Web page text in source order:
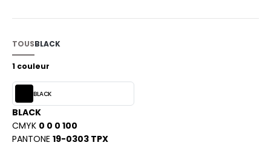
SHOPPING
VETEMENTS
TOUSBLACK
1 couleur
BLACK
BLACK
CMYK 0 0 0 100
PANTONE 19-0303 TPX